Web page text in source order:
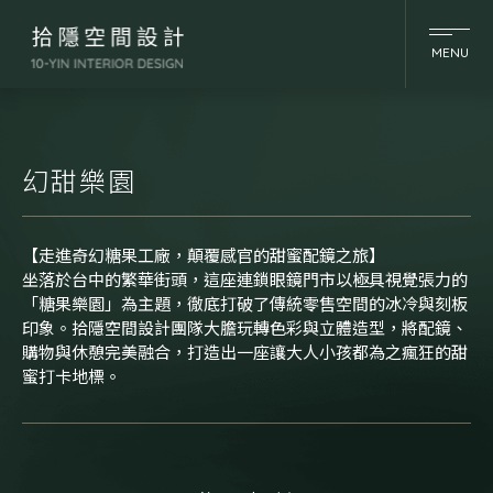
幻甜樂園
【走進奇幻糖果工廠，顛覆感官的甜蜜配鏡之旅】
坐落於台中的繁華街頭，這座連鎖眼鏡門市以極具視覺張力的
「糖果樂園」為主題，徹底打破了傳統零售空間的冰冷與刻板
印象。拾隱空間設計團隊大膽玩轉色彩與立體造型，將配鏡、
購物與休憩完美融合，打造出一座讓大人小孩都為之瘋狂的甜
蜜打卡地標。
MENU